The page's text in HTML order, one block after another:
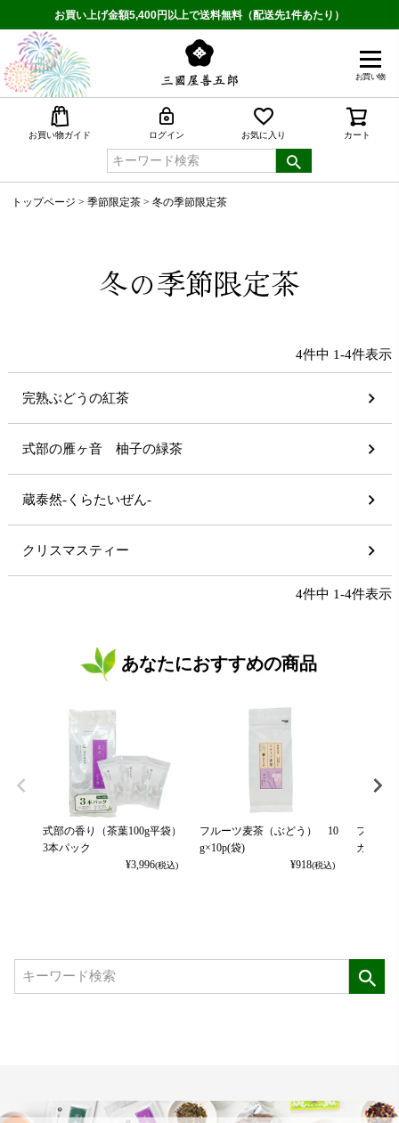
お買い上げ金額5,400円以上で送料無料（配送先1件あたり）
お買い物
お買い物ガイド ログイン お気に入り カート
トップページ 季節限定茶 冬の季節限定茶
冬の季節限定茶
4件中 1-4件表示
完熟ぶどうの紅茶
式部の雁ヶ音 柚子の緑茶
蔵泰然-くらたいぜん-
クリスマスティー
4件中 1-4件表示
あなたにおすすめの商品
式部の香り（茶葉100g平袋）
3本パック
¥3,996(税込)
フルーツ麦茶（ぶどう） 10
g×10p(袋)
¥918(税込)
フルー
カット